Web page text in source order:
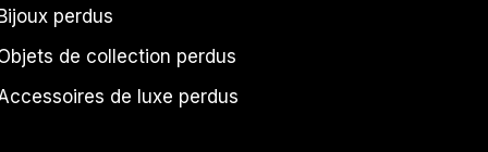
perdus
de collection perdus
de luxe perdus